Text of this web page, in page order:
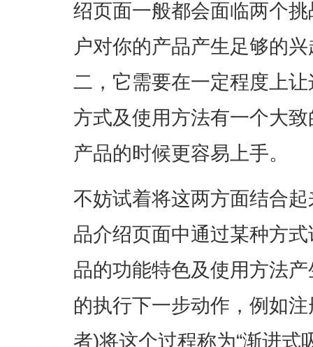
绍页面一般都会面临两个
户对你的产品产生足够的
二，它需要在一定程度上
方式及使用方法有一个大
产品的时候更容易上手。
不妨试着将这两方面结合
品介绍页面中通过某种方
品的功能特色及使用方法
的执行下一步动作，例如
者)将这个过程称为“渐进式